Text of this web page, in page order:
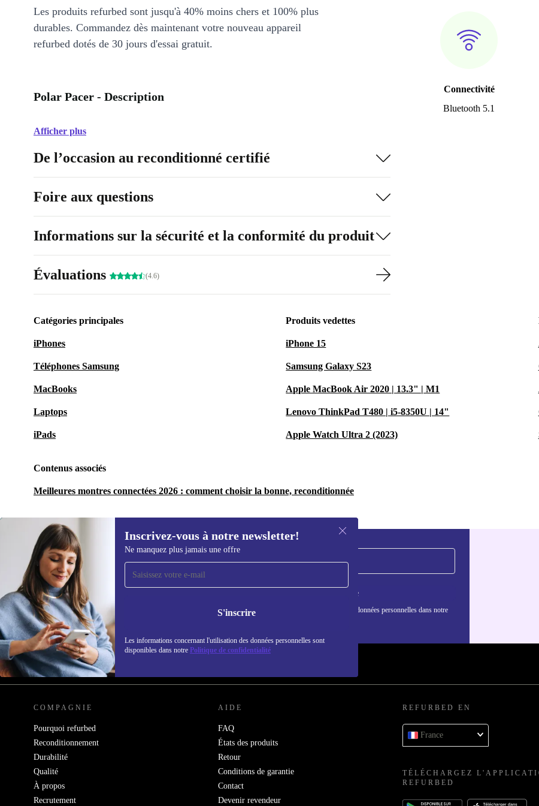
Connectivité
Bluetooth 5.1
Les produits refurbed sont jusqu'à 40% moins chers et 100% plus
durables. Commandez dès maintenant votre nouveau appareil
refurbed dotés de 30 jours d'essai gratuit.
Polar Pacer - Description
Afficher plus
De l’occasion au reconditionné certifié
Foire aux questions
Informations sur la sécurité et la conformité du produit
Évaluations (4.6)
Catégories principales
iPhones
Téléphones Samsung
MacBooks
Laptops
iPads
Produits vedettes
iPhone 15
Samsung Galaxy S23
Apple MacBook Air 2020 | 13.3" | M1
Lenovo ThinkPad T480 | i5-8350U | 14"
Apple Watch Ultra 2 (2023)
Contenus associés
Meilleures montres connectées 2026 : comment choisir la bonne, reconditionnée
Inscrivez-vous à notre newsletter!
Ne manquez plus jamais une offre
S'inscrire
Les informations concernant l'utilisation des données personnelles sont
disponibles dans notre Politique de confidentialité
Recevoir offres et infos de
refurbed par mail
Ne manquez plus aucune offre.
S'inscrire
Retrouvez les informations sur l'utilisation des données personnelles dans notre
REFURBED FRANCE - RETHINK NEW.
COMPAGNIE
Pourquoi refurbed
Reconditionnement
Durabilité
Qualité
À propos
Recrutement
AIDE
FAQ
États des produits
Retour
Conditions de garantie
Contact
Devenir revendeur
REFURBED EN
France
TÉLÉCHARGEZ
REFURBED